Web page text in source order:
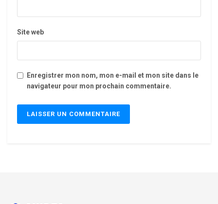
Site web
Enregistrer mon nom, mon e-mail et mon site dans le
navigateur pour mon prochain commentaire.